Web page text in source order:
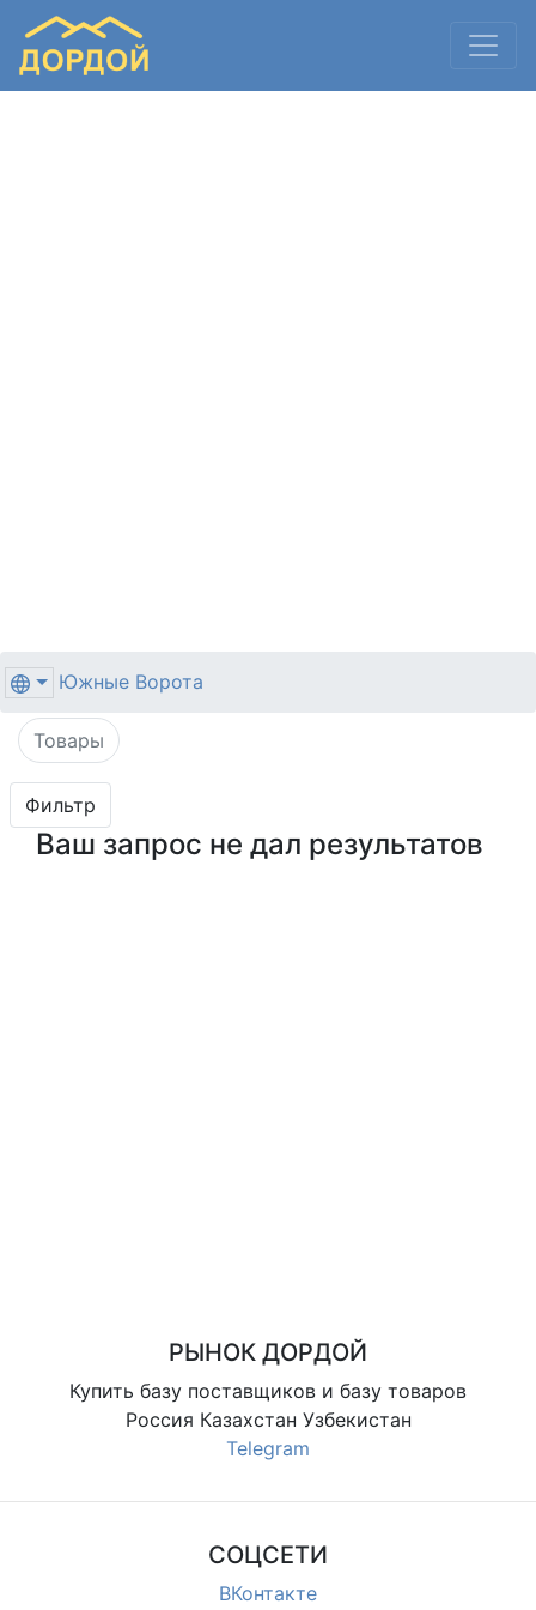
Южные Ворота
Товары
Фильтр
Ваш запрос не дал результатов
РЫНОК ДОРДОЙ
Купить базу поставщиков и базу товаров
Россия Казахстан Узбекистан
Telegram
СОЦСЕТИ
ВКонтакте